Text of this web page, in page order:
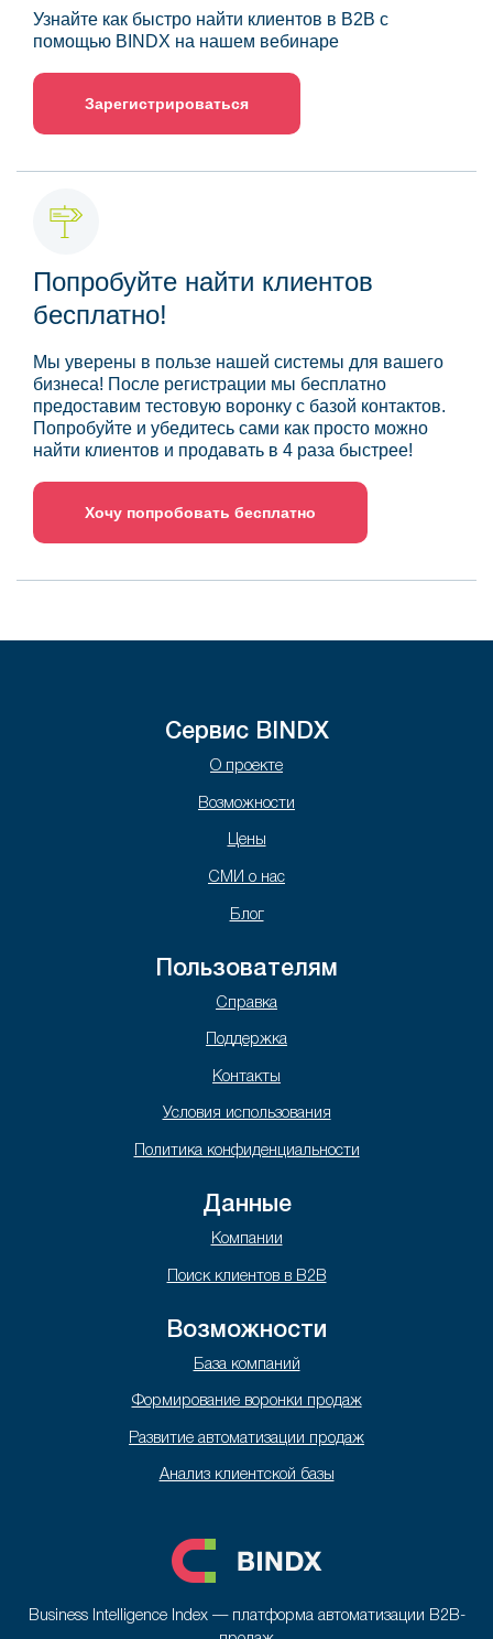
Узнайте как быстро найти клиентов в B2B с
помощью BINDX на нашем вебинаре
Зарегистрироваться
Попробуйте найти клиентов
бесплатно!
Мы уверены в пользе нашей системы для вашего
бизнеса! После регистрации мы бесплатно
предоставим тестовую воронку с базой контактов.
Попробуйте и убедитесь сами как просто можно
найти клиентов и продавать в 4 раза быстрее!
Хочу попробовать бесплатно
Сервис BINDX
О проекте
Возможности
Цены
СМИ о нас
Блог
Пользователям
Справка
Поддержка
Контакты
Условия использования
Политика конфиденциальности
Данные
Компании
Поиск клиентов в B2B
Возможности
База компаний
Формирование воронки продаж
Развитие автоматизации продаж
Анализ клиентской базы
Business Intelligence Index — платформа автоматизации B2B-